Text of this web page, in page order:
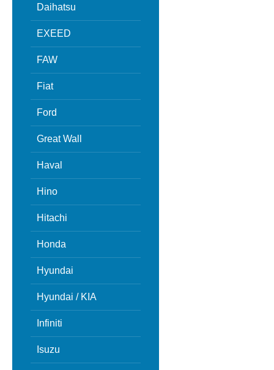
Daihatsu
EXEED
FAW
Fiat
Ford
Great Wall
Haval
Hino
Hitachi
Honda
Hyundai
Hyundai / KIA
Infiniti
Isuzu